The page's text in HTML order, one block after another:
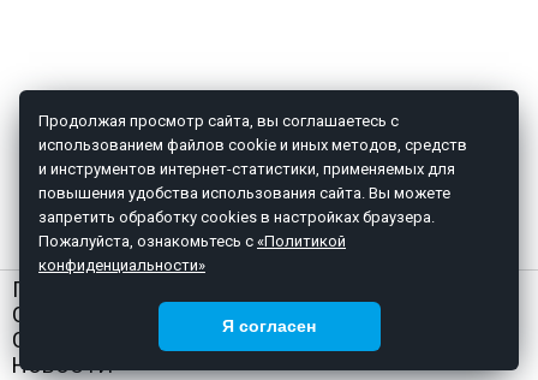
ГЛАВНАЯ
О НАС
СТАТЬИ
НОВОСТИ
Продолжая просмотр сайта, вы соглашаетесь с
использованием файлов cookie и иных методов, средств
и инструментов интернет-статистики, применяемых для
повышения удобства использования сайта. Вы можете
запретить обработку cookies в настройках браузера.
Пожалуйста, ознакомьтесь с «Политикой
конфиденциальности»
Я согласен